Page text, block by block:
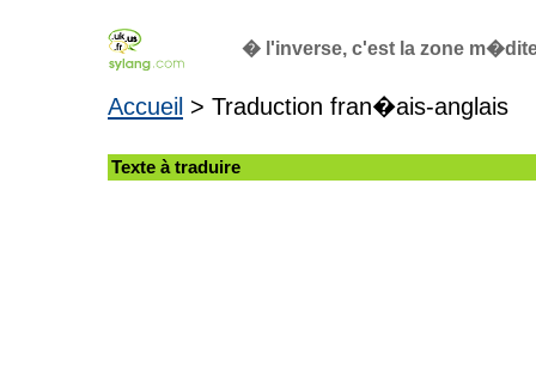
� l'inverse, c'est la zone
Accueil > Traduction fran�ais-anglais
Texte à traduire